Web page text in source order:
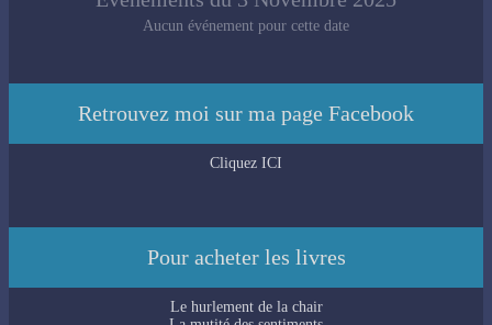
Aucun événement pour cette date
Retrouvez moi sur ma page Facebook
Cliquez ICI
Pour acheter les livres
Le hurlement de la chair